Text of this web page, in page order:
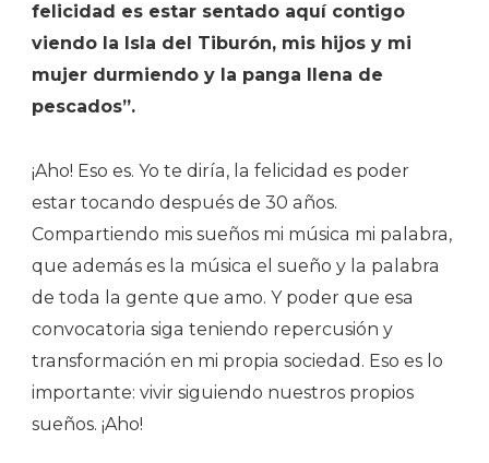
felicidad es estar sentado aquí contigo
viendo la Isla del Tiburón, mis hijos y mi
mujer durmiendo y la panga llena de
pescados”.
¡Aho! Eso es. Yo te diría, la felicidad es poder
estar tocando después de 30 años.
Compartiendo mis sueños mi música mi palabra,
que además es la música el sueño y la palabra
de toda la gente que amo. Y poder que esa
convocatoria siga teniendo repercusión y
transformación en mi propia sociedad. Eso es lo
importante: vivir siguiendo nuestros propios
sueños. ¡Aho!